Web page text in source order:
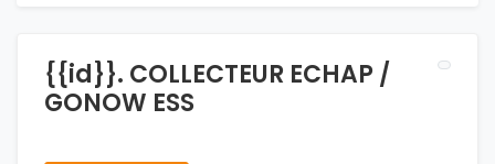
{{id}}. COLLECTEUR ECHAP /
GONOW ESS